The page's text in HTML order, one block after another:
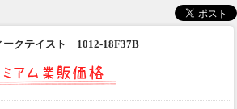
ークテイスト 1012-18F37B